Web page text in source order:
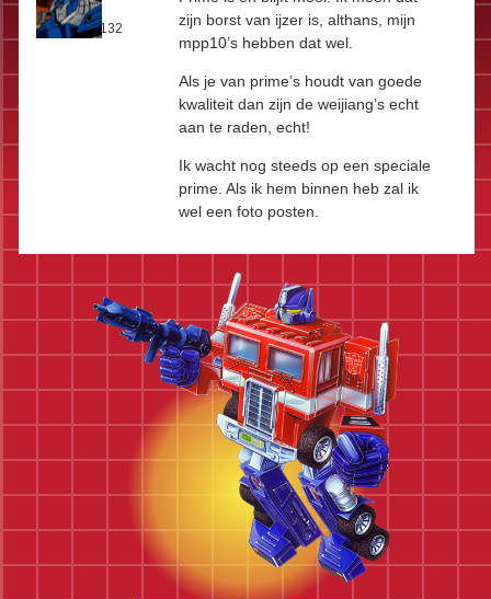
Rol:Fan
Berichten:132
zijn borst van ijzer is, althans, mijn
mpp10’s hebben dat wel.
Als je van prime’s houdt van goede
kwaliteit dan zijn de weijiang’s echt
aan te raden, echt!
Ik wacht nog steeds op een speciale
prime. Als ik hem binnen heb zal ik
wel een foto posten.